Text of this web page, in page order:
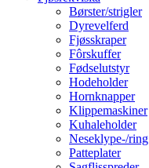
Børster/strigler
Dyrevelferd
Fjøsskraper
Fôrskuffer
Fødselutstyr
Hodeholder
Hornknapper
Klippemaskiner
Kuhaleholder
Neseklype-/ring
Patteplater